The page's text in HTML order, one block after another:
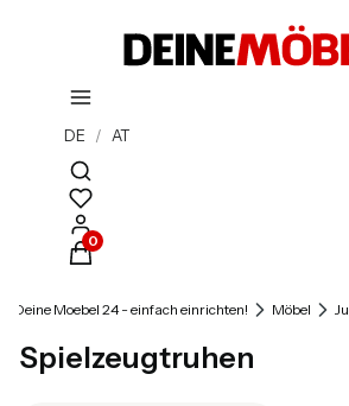
DE / AT
Suchmaschine öffnen
Produkte im Warenkorb: 0.
Deine Moebel 24 - einfach einrichten! Möbel
Spielzeugtruhen